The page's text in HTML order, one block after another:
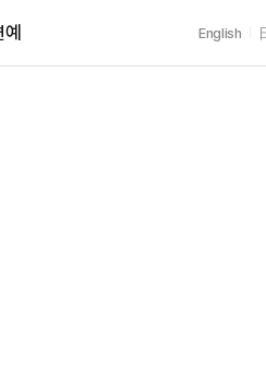
English